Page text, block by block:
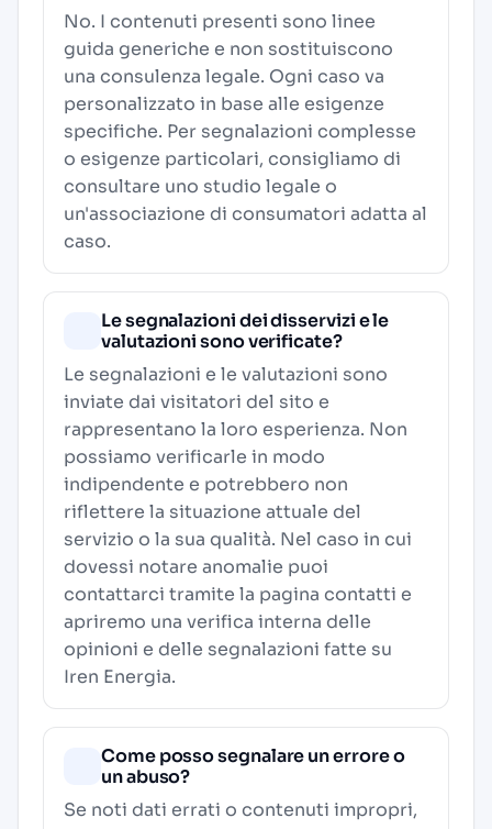
No. I contenuti presenti sono linee
guida generiche e non sostituiscono
una consulenza legale. Ogni caso va
personalizzato in base alle esigenze
specifiche. Per segnalazioni complesse
o esigenze particolari, consigliamo di
consultare uno studio legale o
un'associazione di consumatori adatta al
caso.
Le segnalazioni dei disservizi e le
valutazioni sono verificate?
Le segnalazioni e le valutazioni sono
inviate dai visitatori del sito e
rappresentano la loro esperienza. Non
possiamo verificarle in modo
indipendente e potrebbero non
riflettere la situazione attuale del
servizio o la sua qualità. Nel caso in cui
dovessi notare anomalie puoi
contattarci tramite la pagina contatti e
apriremo una verifica interna delle
opinioni e delle segnalazioni fatte su
Iren Energia.
Come posso segnalare un errore o
un abuso?
Se noti dati errati o contenuti impropri,